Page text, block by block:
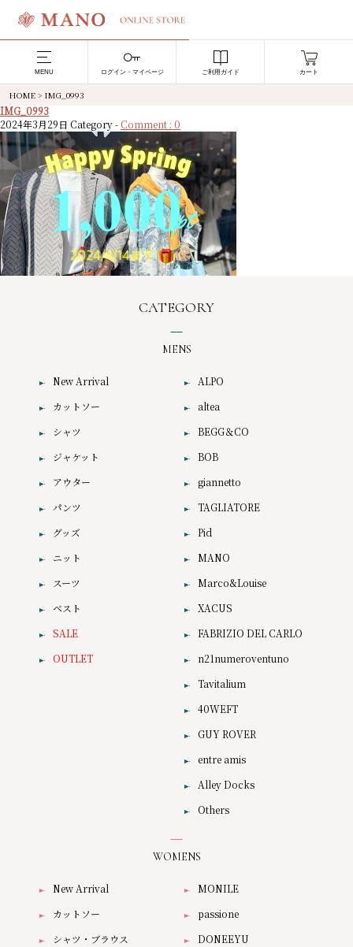
MENU ログイン・マイページ ご利用ガイド カート
HOME > IMG_0993
IMG_0993
2024年3月29日 Category - Comment : 0
CATEGORY
MENS
New Arrival
カットソー
シャツ
ジャケット
アウター
パンツ
グッズ
ニット
スーツ
ベスト
SALE
OUTLET
ALPO
altea
BEGG＆CO
BOB
giannetto
TAGLIATORE
Pid
MANO
Marco&Louise
XACUS
FABRIZIO DEL CARLO
n21numeroventuno
Tavitalium
40WEFT
GUY ROVER
entre amis
Alley Docks
Others
WOMENS
New Arrival
カットソー
シャツ・ブラウス
MONILE
passione
DONEEYU